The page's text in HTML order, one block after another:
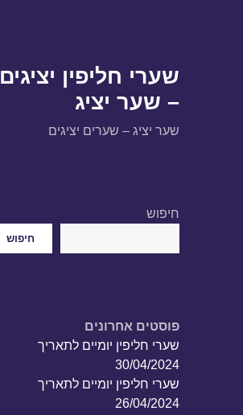
שערי חליפין יציגים
– שער יציג
שער יציג – שערים יציגים
חיפוש
חיפוש
פוסטים אחרונים
שערי חליפין יומיים לתאריך
30/04/2024
שערי חליפין יומיים לתאריך
26/04/2024